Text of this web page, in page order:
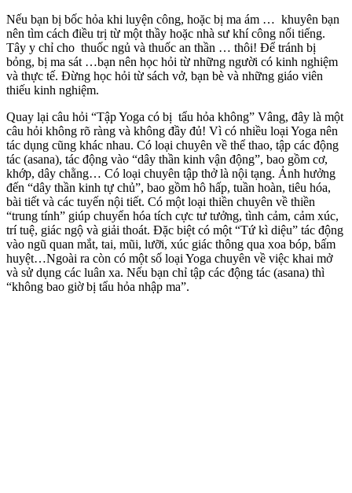
Nếu bạn bị bốc hỏa khi luyện công, hoặc bị ma ám … khuyên bạn
nên tìm cách điều trị từ một thầy hoặc nhà sư khí công nổi tiếng.
Tây y chỉ cho thuốc ngủ và thuốc an thần … thôi! Để tránh bị
bỏng, bị ma sát …bạn nên học hỏi từ những người có kinh nghiệm
và thực tế. Đừng học hỏi từ sách vở, bạn bè và những giáo viên
thiếu kinh nghiệm.
Quay lại câu hỏi “Tập Yoga có bị tẩu hỏa không” Vâng, đây là một
câu hỏi không rõ ràng và không đầy đủ! Vì có nhiều loại Yoga nên
tác dụng cũng khác nhau. Có loại chuyên về thể thao, tập các động
tác (asana), tác động vào “dây thần kinh vận động”, bao gồm cơ,
khớp, dây chằng… Có loại chuyên tập thở là nội tạng. Ảnh hưởng
đến “dây thần kinh tự chủ”, bao gồm hô hấp, tuần hoàn, tiêu hóa,
bài tiết và các tuyến nội tiết. Có một loại thiền chuyên về thiền
“trung tính” giúp chuyển hóa tích cực tư tưởng, tình cảm, cảm xúc,
trí tuệ, giác ngộ và giải thoát. Đặc biệt có một “Tứ kì diệu” tác động
vào ngũ quan mắt, tai, mũi, lưỡi, xúc giác thông qua xoa bóp, bấm
huyệt…Ngoài ra còn có một số loại Yoga chuyên về việc khai mở
và sử dụng các luân xa. Nếu bạn chỉ tập các động tác (asana) thì
“không bao giờ bị tẩu hỏa nhập ma”.